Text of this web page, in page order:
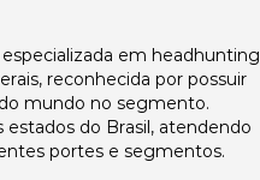
em headhunting
reconhecida por possuir
mundo no segmento.
do Brasil, atendendo
portes e segmentos.